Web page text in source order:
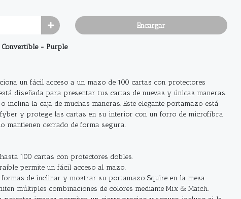
Encargar
- Purple
un fácil acceso a un mazo de 100 cartas con protectores
diseñada para presentar tus cartas de nuevas y únicas maneras.
inclina la caja de muchas maneras. Este elegante portamazo está
y protege las cartas en su interior con un forro de microfibra
mantienen cerrado de forma segura.
100 cartas con protectores dobles.
permite un fácil acceso al mazo.
de inclinar y mostrar su portamazo Squire en la mesa.
múltiples combinaciones de colores mediante Mix & Match.